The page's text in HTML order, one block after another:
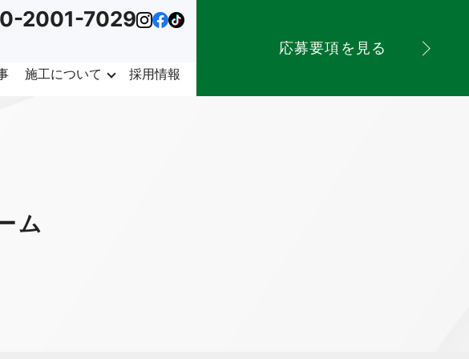
応募要項を見る
施工について 採用情報
2001-7029
ム